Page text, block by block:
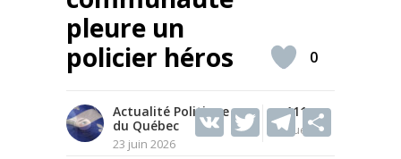
pleure un
policier héros
Actualité Politique
du Québec
23 juin 2026
111
Vues
V T T
0